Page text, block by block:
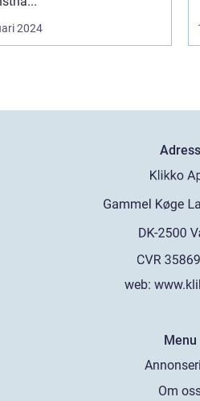
2024
Adress
web:
Menu
Om